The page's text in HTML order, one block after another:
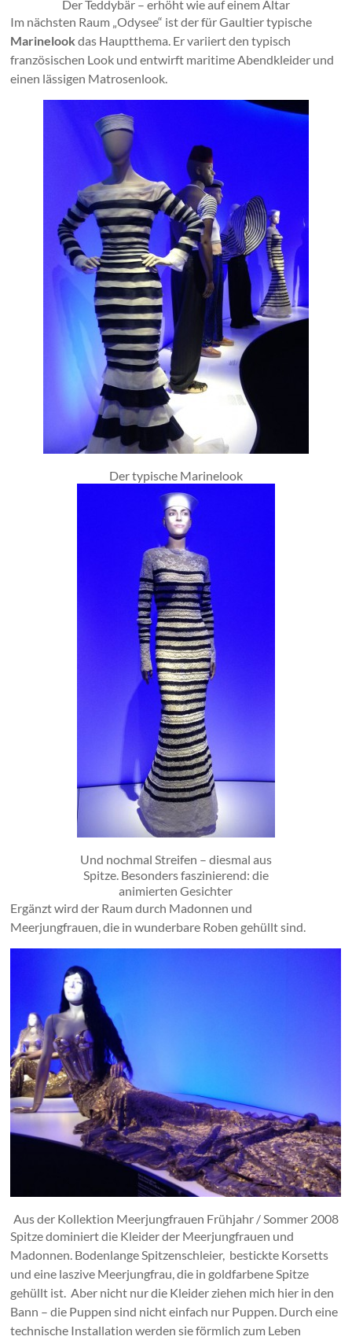
Der Teddybär – erhöht wie auf einem Altar
Im nächsten Raum „Odysee“ ist der für Gaultier typische
Marinelook das Hauptthema. Er variiert den typisch
französischen Look und entwirft maritime Abendkleider und
einen lässigen Matrosenlook.
Der typische Marinelook
Und nochmal Streifen – diesmal aus
Spitze. Besonders faszinierend: die
animierten Gesichter
Ergänzt wird der Raum durch Madonnen und
Meerjungfrauen, die in wunderbare Roben gehüllt sind.
Aus der Kollektion Meerjungfrauen Frühjahr / Sommer 2008
Spitze dominiert die Kleider der Meerjungfrauen und
Madonnen. Bodenlange Spitzenschleier, bestickte Korsetts
und eine laszive Meerjungfrau, die in goldfarbene Spitze
gehüllt ist. Aber nicht nur die Kleider ziehen mich hier in den
Bann – die Puppen sind nicht einfach nur Puppen. Durch eine
technische Installation werden sie förmlich zum Leben